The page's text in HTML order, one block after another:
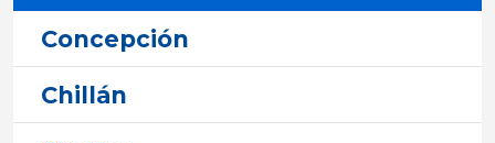
Concepción
Chillán